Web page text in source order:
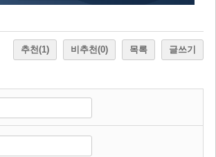
추천(1) 비추천(0) 목록 글쓰기